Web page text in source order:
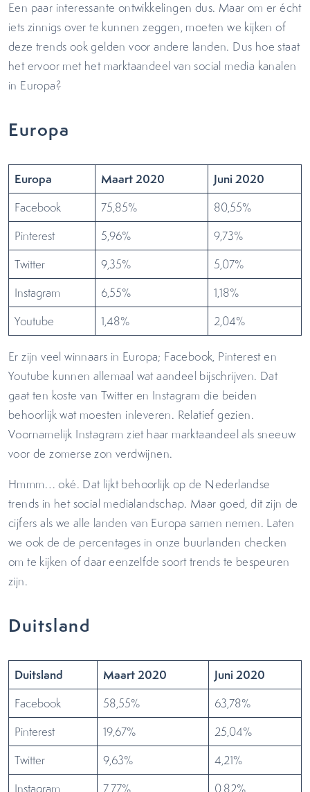
Een paar interessante ontwikkelingen dus. Maar om er écht
iets zinnigs over te kunnen zeggen, moeten we kijken of
deze trends ook gelden voor andere landen. Dus hoe staat
het ervoor met het marktaandeel van social media kanalen
in Europa?
Europa
Europa Maart 2020 Juni 2020
Facebook 75,85%
80,55%
Pinterest
5,96%
9,73%
Twitter
9,35%
5,07%
Instagram
6,55%
1,18%
Youtube
1,48% 2,04%
Er zijn veel winnaars in Europa; Facebook, Pinterest en
Youtube kunnen allemaal wat aandeel bijschrijven. Dat
gaat ten koste van Twitter en Instagram die beiden
behoorlijk wat moesten inleveren. Relatief gezien.
Voornamelijk Instagram ziet haar marktaandeel als sneeuw
voor de zomerse zon verdwijnen.
Hmmm… oké. Dat lijkt behoorlijk op de Nederlandse
trends in het social medialandschap. Maar goed, dit zijn de
cijfers als we alle landen van Europa samen nemen. Laten
we ook de de percentages in onze buurlanden checken
om te kijken of daar eenzelfde soort trends te bespeuren
zijn.
Duitsland
Duitsland Maart 2020 Juni 2020
Facebook 58,55%
63,78%
Pinterest
19,67%
25,04%
Twitter
9,63%
4,21%
Instagram
7,77% 0,82%